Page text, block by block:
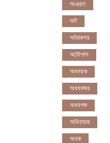
অঞচল
অট
অটরকশর
অটোপাস
অধনয়ক
অধযকষর
অধযপক
অধিনায়ক
অনক